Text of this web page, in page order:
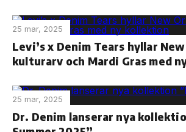
25 mar, 2025
Levi’s x Denim Tears hyllar
kulturarv och Mardi Gras med
25 mar, 2025
Dr. Denim lanserar nya